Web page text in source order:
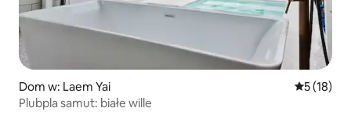
Dom w: Laem Yai Średnia
5 (18)
Plubpla samut: białe wille